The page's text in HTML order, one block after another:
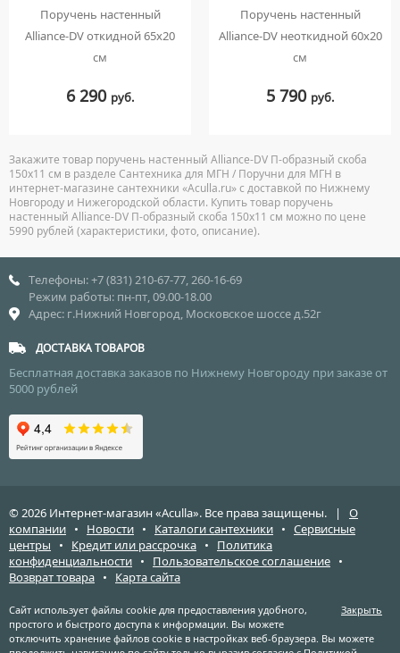
Поручень настенный
Alliance-DV откидной 65х20
см
6 290 руб.
Поручень настенный
Alliance-DV неоткидной 60х20
см
5 790 руб.
Закажите товар поручень настенный Alliance-DV П-образный скоба
150х11 см в разделе Сантехника для МГН / Поручни для МГН в
интернет-магазине сантехники «Aculla.ru» с доставкой по Нижнему
Новгороду и Нижегородской области. Купить товар поручень
настенный Alliance-DV П-образный скоба 150х11 см можно по цене
5990 рублей (характеристики, фото, описание).
Телефоны: +7 (831) 210-67-77, 260-16-69
Режим работы: пн-пт, 09.00-18.00
Адрес: г.Нижний Новгород, Московское шоссе д.52г
ДОСТАВКА ТОВАРОВ
Бесплатная доставка заказов по Нижнему Новгороду при заказе от
5000 рублей
© 2026 Интернет-магазин «Aculla». Все права защищены. | О
компании • Новости • Каталоги сантехники • Сервисные
центры • Кредит или рассрочка • Политика
конфиденциальности • Пользовательское соглашение •
Возврат товара • Карта сайта
Закрыть
Сайт использует файлы cookie для предоставления удобного,
простого и быстрого доступа к информации. Вы можете
отключить хранение файлов cookie в настройках веб-браузера. Вы можете